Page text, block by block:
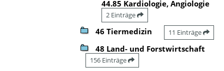
44.85 Kardiologie, Angiologie
2 Einträge
46 Tiermedizin 11 Einträge
48 Land- und Forstwirtschaft
156 Einträge